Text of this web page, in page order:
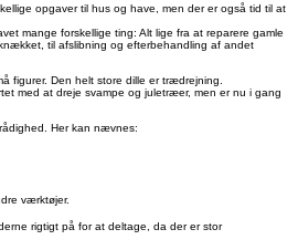
opgaver til hus og have, men der er også tid til at
mange forskellige ting: Alt lige fra at reparere gamle
til afslibning og efterbehandling af andet
figurer. Den helt store dille er trædrejning.
med at dreje svampe og juletræer, men er nu i gang
Her kan nævnes:
værktøjer.
rigtigt på for at deltage, da der er stor